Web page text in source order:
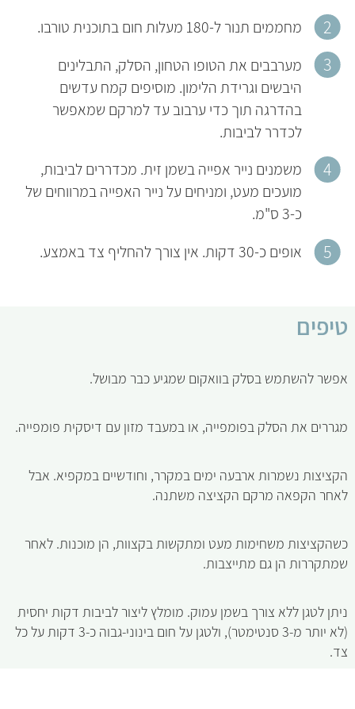
מחממים תנור ל-180 מעלות חום בתוכנית טורבו.
מערבבים את הטופו הטחון, הסלק, התבלינים
היבשים וגרידת הלימון. מוסיפים קמח עדשים
בהדרגה תוך כדי ערבוב עד למרקם שמאפשר
לכדרר לביבות.
משמנים נייר אפייה בשמן זית. מכדררים לביבות,
מועכים מעט, ומניחים על נייר האפייה במרווחים של
כ-3 ס"מ.
אופים כ-30 דקות. אין צורך להחליף צד באמצע.
טיפים
אפשר להשתמש בסלק בוואקום שמגיע כבר מבושל.
מגררים את הסלק בפומפייה, או במעבד מזון עם דיסקית פומפייה.
הקציצות נשמרות ארבעה ימים במקרר, וחודשיים במקפיא. אבל
לאחר הקפאה מרקם הקציצה משתנה.
כשהקציצות משחימות מעט ומתקשות בקצוות, הן מוכנות. לאחר
שמתקררות הן גם מתייצבות.
ניתן לטגן ללא צורך בשמן עמוק. מומלץ ליצור לביבות דקות יחסית
(לא יותר מ-3 סנטימטר), ולטגן על חום בינוני-גבוה כ-3 דקות על כל
צד.